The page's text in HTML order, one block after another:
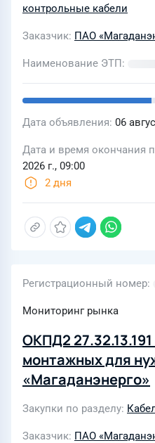
контрольные кабели
Заказчик ПАО
Наименование ЭТП
Дата объявления 06
Дата и время окончания
2026 г., 09:00
2 дня
Регистрационный номер
Мониторинг рынка
ОКПД2
монтажных для
«Магаданэнерго»
Закупки по разделу
Заказчик ПАО